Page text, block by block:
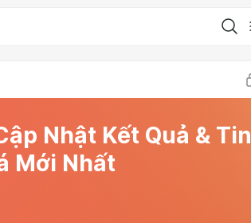
Nhật Kết Quả & Tin
Mới Nhất